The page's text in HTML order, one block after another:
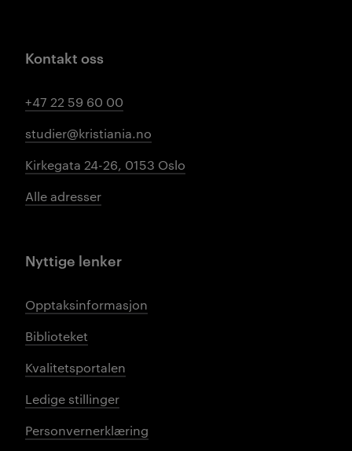
Kontakt oss
+47 22 59 60 00
studier@kristiania.no
Kirkegata 24-26, 0153 Oslo
Alle adresser
Nyttige lenker
Opptaksinformasjon
Biblioteket
Kvalitetsportalen
Ledige stillinger
Personvernerklæring